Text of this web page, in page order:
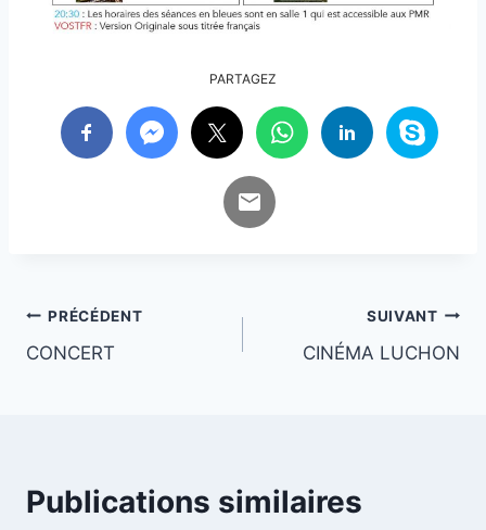
PARTAGEZ
Navigation
de
PRÉCÉDENT
CONCERT
SUIVANT
CINÉMA LUCHON
Publications similaires